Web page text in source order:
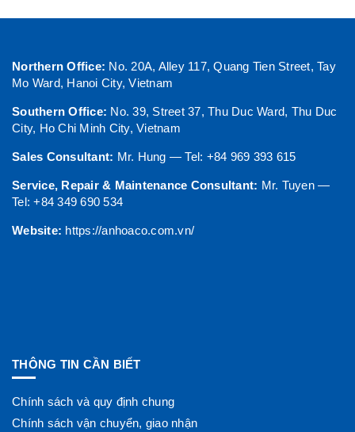
Northern Office: No. 20A, Alley 117, Quang Tien Street, Tay
Mo Ward, Hanoi City, Vietnam
Southern Office: No. 39, Street 37, Thu Duc Ward, Thu Duc
City, Ho Chi Minh City, Vietnam
Sales Consultant: Mr. Hung — Tel: +84 969 393 615
Service, Repair & Maintenance Consultant: Mr. Tuyen —
Tel: +84 349 690 534
Website: https://anhoaco.com.vn/
THÔNG TIN CẦN BIẾT
Chính sách và quy định chung
Chính sách vận chuyển, giao nhận